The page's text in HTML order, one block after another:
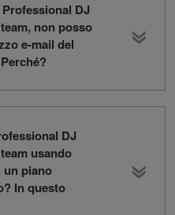
DJ
non posso
e-mail del
DJ
usando
un piano
In questo